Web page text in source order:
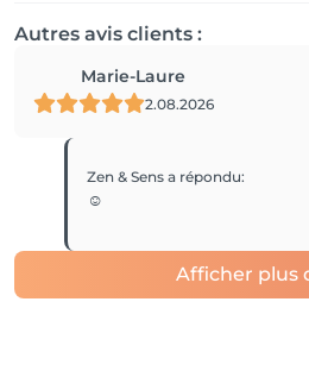
Autres avis clients :
Marie-Laure
2.08.2026
Zen & Sensa répondu:
☺️
Afficher plus